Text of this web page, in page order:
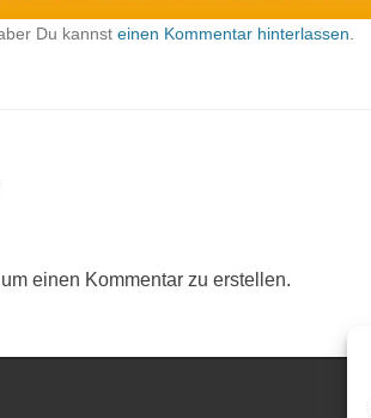
Du kannst einen Kommentar hinterlassen
einen Kommentar zu erstellen.